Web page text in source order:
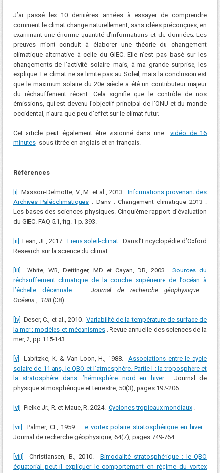
J’ai passé les 10 dernières années à essayer de comprendre
comment le climat change naturellement, sans idées préconçues, en
examinant une énorme quantité d’informations et de données. Les
preuves m’ont conduit à élaborer une théorie du changement
climatique alternative à celle du GIEC. Elle n’est pas basé sur les
changements de l’activité solaire, mais, à ma grande surprise, les
explique. Le climat ne se limite pas au Soleil, mais la conclusion est
que le maximum solaire du 20e siècle a été un contributeur majeur
du réchauffement récent. Cela signifie que le contrôle de nos
émissions, qui est devenu l’objectif principal de l’ONU et du monde
occidental, n’aura que peu d’effet sur le climat futur.
Cet article peut également être visionné dans unevidéo de 16
minutessous-titrée en anglais et en français.
Références
[i] Masson-Delmotte, V., M. et al., 2013.Informations provenant des
Archives Paléoclimatiques . Dans : Changement climatique 2013 :
Les bases des sciences physiques. Cinquième rapport d’évaluation
du GIEC. FAQ 5.1, fig. 1 p. 393.
[ii] Lean, JL, 2017. Liens soleil-climat. Dans l’Encyclopédie d’Oxford
Research sur la science du climat.
[iii] White, WB, Dettinger, MD et Cayan, DR, 2003.Sources du
réchauffement climatique de la couche supérieure de l’océan à
l’échelle décennale.Journal de recherche géophysique :
Océans , 108(C8).
[iv] Deser, C., et al., 2010. Variabilité de la température de surface de
la mer : modèles et mécanismes. Revue annuelle des sciences de la
mer, 2, pp.115-143.
[v] Labitzke, K. & Van Loon, H., 1988. Associations entre le cycle
solaire de 11 ans, le QBO et l’atmosphère. Partie I : la troposphère et
la stratosphère dans l’hémisphère nord en hiver. Journal de
physique atmosphérique et terrestre, 50(3), pages 197-206.
[vi] Pielke Jr., R. et Maue, R. 2024. Cyclones tropicaux mondiaux.
[vii] Palmer, CE, 1959. Le vortex polaire stratosphérique en hiver.
Journal de recherche géophysique, 64(7), pages 749-764.
[viii] Christiansen, B., 2010. Bimodalité stratosphérique : le QBO
équatorial peut-il expliquer le comportement en régime du vortex